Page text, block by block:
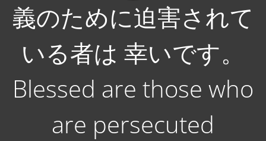
義のために迫害されて
いる者は 幸いです。
Blessed are those who
are persecuted